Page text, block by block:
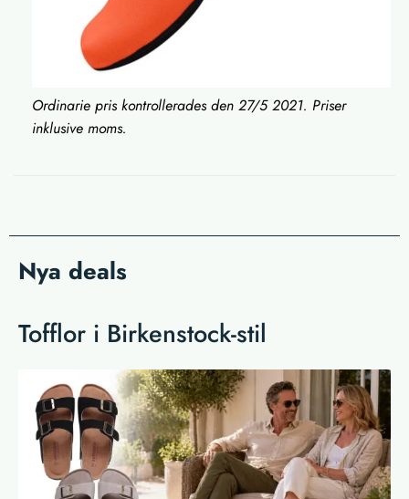
Ordinarie pris kontrollerades den 27/5 2021. Priser
inklusive moms.
Nya deals
Tofflor i Birkenstock-stil